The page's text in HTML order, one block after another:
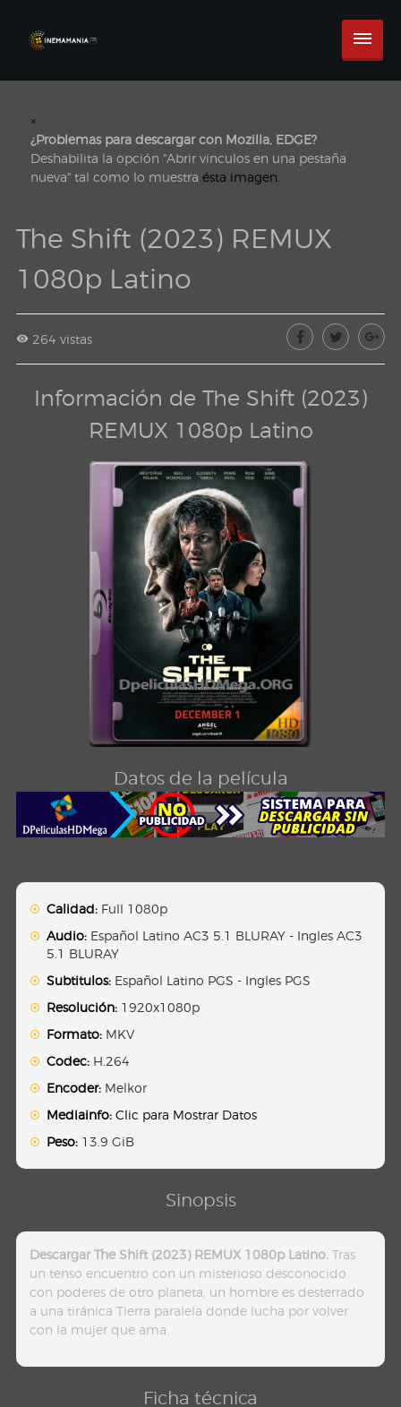
×
¿Problemas para descargar con Mozilla, EDGE?
Deshabilita la opción "Abrir vinculos en una pestaña
nueva" tal como lo muestra ésta imagen.
The Shift (2023) REMUX
1080p Latino
264 vistas
Información de The Shift (2023)
REMUX 1080p Latino
Datos de la película
Calidad: Full 1080p
Audio: Español Latino AC3 5.1 BLURAY - Ingles AC3
5.1 BLURAY
Subtitulos: Español Latino PGS - Ingles PGS
Resolución: 1920x1080p
Formato: MKV
Codec: H.264
Encoder: Melkor
Mediainfo: Clic para Mostrar Datos
Peso: 13.9 GiB
Sinopsis
Descargar The Shift (2023) REMUX 1080p Latino. Tras
un tenso encuentro con un misterioso desconocido
con poderes de otro planeta, un hombre es desterrado
a una tiránica Tierra paralela donde lucha por volver
con la mujer que ama.
Ficha técnica